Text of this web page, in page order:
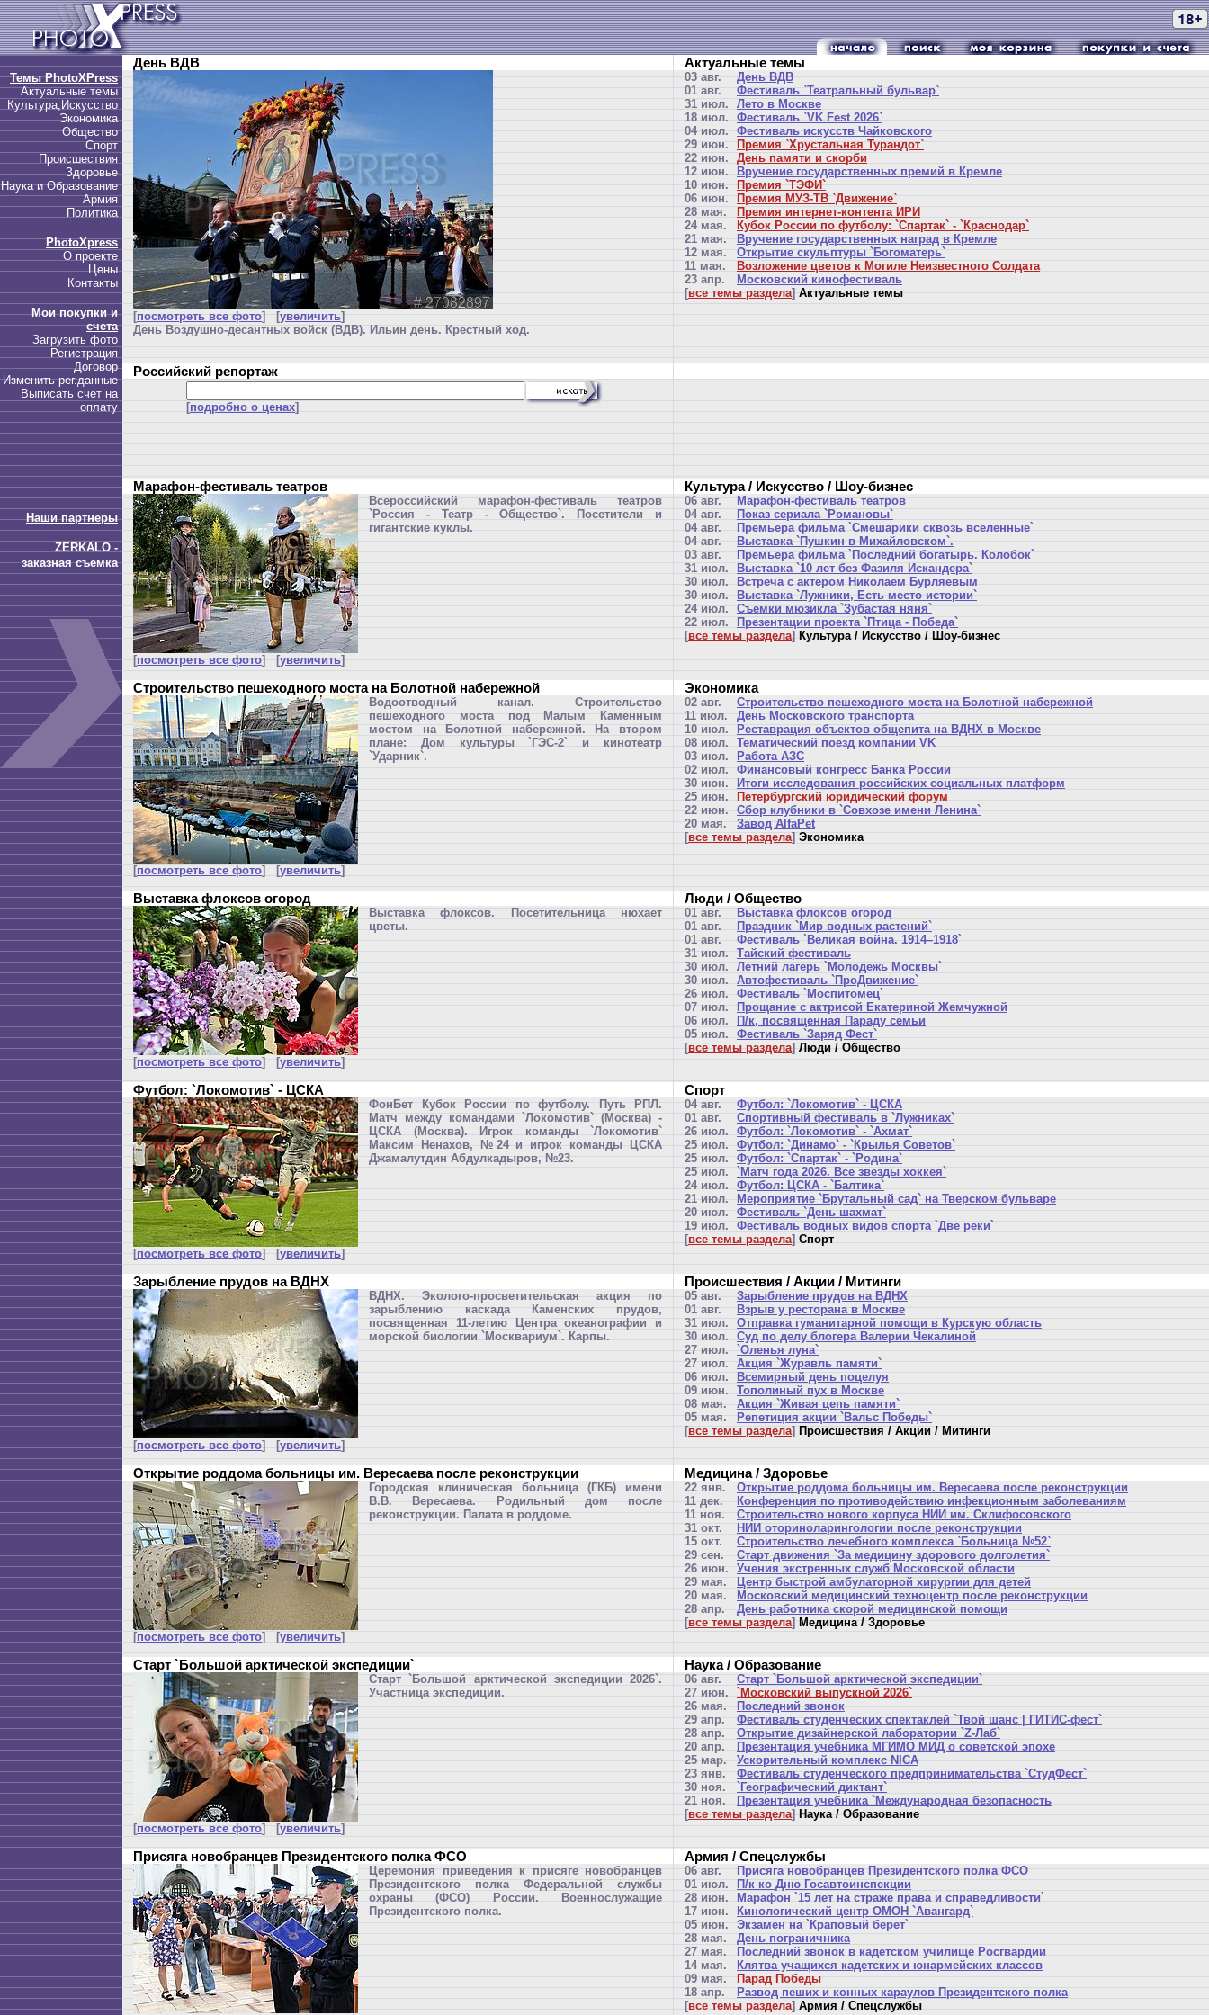
Темы PhotoXPress
Актуальные темы
Культура,Искусство
Экономика
Общество
Спорт
Происшествия
Здоровье
Наука и Образование
Армия
Политика
PhotoXpress
О проекте
Цены
Контакты
Мои покупки и
счета
Загрузить фото
Регистрация
Договор
Изменить рег.данные
Выписать счет на
оплату
Наши партнеры
ZERKALO -
заказная съемка
День ВДВ Актуальные темы
[посмотреть все фото] [увеличить]
День Воздушно-десантных войск (ВДВ). Ильин день. Крестный ход.
03 авг.
День ВДВ
01 авг.
Фестиваль `Театральный бульвар`
31 июл.
Лето в Москве
18 июл.
Фестиваль `VK Fest 2026`
04 июл.
Фестиваль искусств Чайковского
29 июн.
Премия `Хрустальная Турандот`
22 июн.
День памяти и скорби
12 июн.
Вручение государственных премий в Кремле
10 июн.
Премия `ТЭФИ`
06 июн.
Премия МУЗ-ТВ `Движение`
28 мая.
Премия интернет-контента ИРИ
24 мая.
Кубок России по футболу: `Спартак` - `Краснодар`
21 мая.
Вручение государственных наград в Кремле
12 мая.
Открытие скульптуры `Богоматерь`
11 мая.
Возложение цветов к Могиле Неизвестного Солдата
23 апр.
Московский кинофестиваль
[все темы раздела] Актуальные темы
Российский репортаж
[подробно о ценах]
Марафон-фестиваль театров Культура / Искусство / Шоу-бизнес
Всероссийский марафон-фестиваль театров
`Россия - Театр - Общество`. Посетители и
гигантские куклы.
[посмотреть все фото] [увеличить]
06 авг.
Марафон-фестиваль театров
04 авг.
Показ сериала `Романовы`
04 авг.
Премьера фильма `Смешарики сквозь вселенные`
04 авг.
Выставка `Пушкин в Михайловском`.
03 авг.
Премьера фильма `Последний богатырь. Колобок`
31 июл.
Выставка `10 лет без Фазиля Искандера`
30 июл.
Встреча с актером Николаем Бурляевым
30 июл.
Выставка `Лужники, Есть место истории`
24 июл.
Съемки мюзикла `Зубастая няня`
22 июл.
Презентации проекта `Птица - Победа`
[все темы раздела] Культура / Искусство / Шоу-бизнес
Строительство пешеходного моста на Болотной набережной Экономика
Водоотводный канал. Строительство
пешеходного моста под Малым Каменным
мостом на Болотной набережной. На втором
плане: Дом культуры `ГЭС-2` и кинотеатр
`Ударник`.
[посмотреть все фото] [увеличить]
02 авг.
Строительство пешеходного моста на Болотной набережной
11 июл.
День Московского транспорта
10 июл.
Реставрация объектов общепита на ВДНХ в Москве
08 июл.
Тематический поезд компании VK
03 июл.
Работа АЗС
02 июл.
Финансовый конгресс Банка России
30 июн.
Итоги исследования российских социальных платформ
25 июн.
Петербургский юридический форум
22 июн.
Сбор клубники в `Совхозе имени Ленина`
20 мая.
Завод AlfaPet
[все темы раздела] Экономика
Выставка флоксов огород Люди / Общество
Выставка флоксов. Посетительница нюхает
цветы.
[посмотреть все фото] [увеличить]
01 авг.
Выставка флоксов огород
01 авг.
Праздник `Мир водных растений`
01 авг.
Фестиваль `Великая война. 1914–1918`
31 июл.
Тайский фестиваль
30 июл.
Летний лагерь `Молодежь Москвы`
30 июл.
Автофестиваль `ПроДвижение`
26 июл.
Фестиваль `Моспитомец`
07 июл.
Прощание с актрисой Екатериной Жемчужной
06 июл.
П/к, посвященная Параду семьи
05 июл.
Фестиваль `Заряд Фест`
[все темы раздела] Люди / Общество
Футбол: `Локомотив` - ЦСКА Спорт
ФонБет Кубок России по футболу. Путь РПЛ.
Матч между командами `Локомотив` (Москва) -
ЦСКА (Москва). Игрок команды `Локомотив`
Максим Ненахов, №24 и игрок команды ЦСКА
Джамалутдин Абдулкадыров, №23.
[посмотреть все фото] [увеличить]
04 авг.
Футбол: `Локомотив` - ЦСКА
01 авг.
Спортивный фестиваль в `Лужниках`
26 июл.
Футбол: `Локомотив` - `Ахмат`
25 июл.
Футбол: `Динамо` - `Крылья Советов`
25 июл.
Футбол: `Спартак` - `Родина`
25 июл.
`Матч года 2026. Все звезды хоккея`
24 июл.
Футбол: ЦСКА - `Балтика`
21 июл.
Мероприятие `Брутальный сад` на Тверском бульваре
20 июл.
Фестиваль `День шахмат`
19 июл.
Фестиваль водных видов спорта `Две реки`
[все темы раздела] Спорт
Зарыбление прудов на ВДНХ Происшествия / Акции / Митинги
ВДНХ. Эколого-просветительская акция по
зарыблению каскада Каменских прудов,
посвященная 11-летию Центра океанографии и
морской биологии `Москвариум`. Карпы.
[посмотреть все фото] [увеличить]
05 авг.
Зарыбление прудов на ВДНХ
01 авг.
Взрыв у ресторана в Москве
31 июл.
Отправка гуманитарной помощи в Курскую область
30 июл.
Суд по делу блогера Валерии Чекалиной
27 июл.
`Оленья луна`
27 июл.
Акция `Журавль памяти`
06 июл.
Всемирный день поцелуя
09 июн.
Тополиный пух в Москве
08 мая.
Акция `Живая цепь памяти`
05 мая.
Репетиция акции `Вальс Победы`
[все темы раздела] Происшествия / Акции / Митинги
Открытие роддома больницы им. Вересаева после реконструкции Медицина / Здоровье
Городская клиническая больница (ГКБ) имени
В.В. Вересаева. Родильный дом после
реконструкции. Палата в роддоме.
[посмотреть все фото] [увеличить]
22 янв.
Открытие роддома больницы им. Вересаева после реконструкции
11 дек.
Конференция по противодействию инфекционным заболеваниям
11 ноя.
Строительство нового корпуса НИИ им. Склифосовского
31 окт.
НИИ оториноларингологии после реконструкции
15 окт.
Строительство лечебного комплекса `Больница №52`
29 сен.
Старт движения `За медицину здорового долголетия`
26 июн.
Учения экстренных служб Московской области
29 мая.
Центр быстрой амбулаторной хирургии для детей
20 мая.
Московский медицинский техноцентр после реконструкции
28 апр.
День работника скорой медицинской помощи
[все темы раздела] Медицина / Здоровье
Старт `Большой арктической экспедиции` Наука / Образование
Старт `Большой арктической экспедиции 2026`.
Участница экспедиции.
[посмотреть все фото] [увеличить]
06 авг.
Старт `Большой арктической экспедиции`
27 июн.
`Московский выпускной 2026`
26 мая.
Последний звонок
29 апр.
Фестиваль студенческих спектаклей `Твой шанс | ГИТИС-фест`
28 апр.
Открытие дизайнерской лаборатории `Z-Лаб`
20 апр.
Презентация учебника МГИМО МИД о советской эпохе
25 мар.
Ускорительный комплекс NICA
23 янв.
Фестиваль студенческого предпринимательства `СтудФест`
30 ноя.
`Географический диктант`
21 ноя.
Презентация учебника `Международная безопасность
[все темы раздела] Наука / Образование
Присяга новобранцев Президентского полка ФСО Армия / Спецслужбы
Церемония приведения к присяге новобранцев
Президентского полка Федеральной службы
охраны (ФСО) России. Военнослужащие
Президентского полка.
06 авг.
Присяга новобранцев Президентского полка ФСО
01 июл.
П/к ко Дню Госавтоинспекции
28 июн.
Марафон `15 лет на страже права и справедливости`
17 июн.
Кинологический центр ОМОН `Авангард`
05 июн.
Экзамен на `Краповый берет`
28 мая.
День пограничника
27 мая.
Последний звонок в кадетском училище Росгвардии
14 мая.
Клятва учащихся кадетских и юнармейских классов
09 мая.
Парад Победы
18 апр.
Развод пеших и конных караулов Президентского полка
[все темы раздела] Армия / Спецслужбы